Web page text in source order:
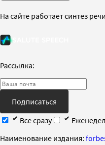
На сайте работает синтез речи
Рассылка:
Подписаться
Все сразу
Наименование издания: